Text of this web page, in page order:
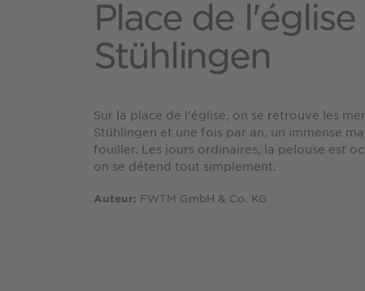
Place de
Stühlingen
Sur la place de l'église, on se retrouve les
Stühlingen et une fois par an, un immense
fouiller. Les jours ordinaires, la pelouse est
on se détend tout simplement.
Auteur: FWTM GmbH & Co. KG